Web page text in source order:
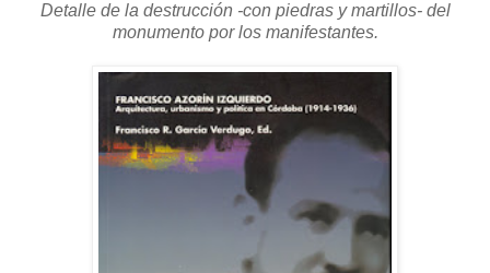
Detalle de la destrucción -con piedras y martillos- del
monumento por los manifestantes.